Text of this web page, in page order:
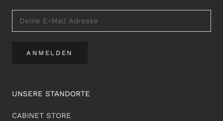
ANMELDEN
UNSERE STANDORTE
CABINET STORE